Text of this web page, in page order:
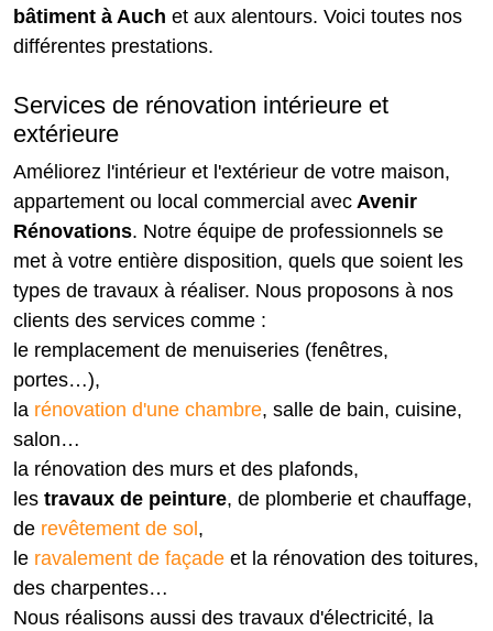
bâtiment à Auch et aux alentours. Voici toutes nos
différentes prestations.
Services de rénovation intérieure et
extérieure
Améliorez l'intérieur et l'extérieur de votre maison,
appartement ou local commercial avec Avenir
Rénovations. Notre équipe de professionnels se
met à votre entière disposition, quels que soient les
types de travaux à réaliser. Nous proposons à nos
clients des services comme :
le remplacement de menuiseries (fenêtres,
portes…),
la rénovation d'une chambre, salle de bain, cuisine,
salon…
la rénovation des murs et des plafonds,
les travaux de peinture, de plomberie et chauffage,
de revêtement de sol ,
le ravalement de façade et la rénovation des toitures,
des charpentes…
Nous réalisons aussi des travaux d'électricité, la